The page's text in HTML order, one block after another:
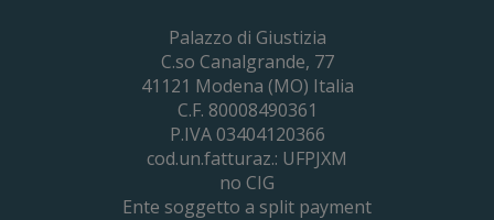
29 Giugno 2026
Cassa Forense – Elezioni Dei Delegati
2030
Palazzo di Giustizia
C.so Canalgrande, 77
41121 Modena (MO) Italia
C.F. 80008490361
P.IVA 03404120366
cod.un.fatturaz.: UFPJXM
no CIG
Ente soggetto a split payment